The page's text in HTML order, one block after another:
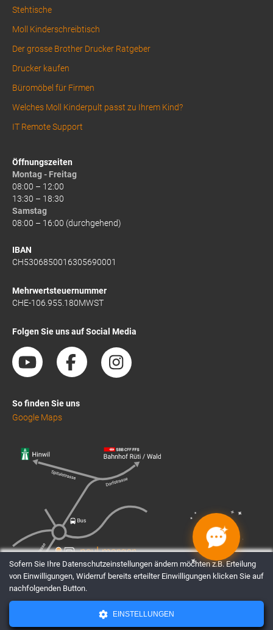
Stehtische
Moll Kinderschreibtisch
Der grosse Brother Drucker Ratgeber
Drucker kaufen
Büromöbel für Firmen
Welches Moll Kinderpult passt zu Ihrem Kind?
IT Remote Support
Öffnungszeiten
Montag - Freitag
08:00 – 12:00
13:30 – 18:30
Samstag
08:00 – 16:00 (durchgehend)
IBAN
CH5306850016305690001
Mehrwertsteuernummer
CHE-106.955.180MWST
Folgen Sie uns auf Social Media
So finden Sie uns
Google Maps
AGBsDatenschutzImpressum
✦
✦
✦
✦
✦
✦
Sofern Sie Ihre Datenschutzeinstellungen ändern möchten z.B. Erteilung
von Einwilligungen, Widerruf bereits erteilter Einwilligungen klicken Sie auf
nachfolgenden Button.
EINSTELLUNGEN